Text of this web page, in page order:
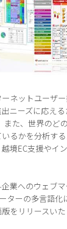
ネットユーザ
ニーズに応え
た、世界のど
るかを分析す
境EC支援や
業へのウェブ
ーの多言語
をリリースいた